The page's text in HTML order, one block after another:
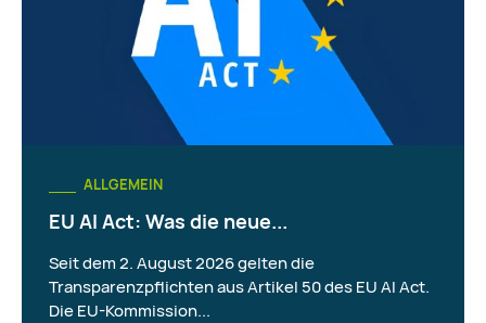
ALLGEMEIN
EU AI Act: Was die neue...
Seit dem 2. August 2026 gelten die
Transparenzpflichten aus Artikel 50 des EU AI Act.
Die EU-Kommission...